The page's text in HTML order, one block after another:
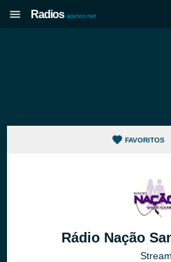
Radios aovivo.net
FAVORITOS
Rádio Nação
Stream